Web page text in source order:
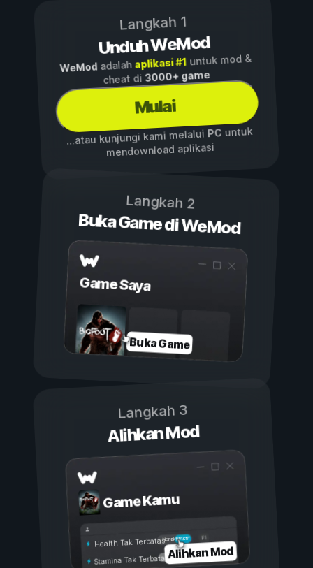
Langkah 1
Unduh WeMod
WeModadalah aplikasi #1untuk mod &
cheat di3000+ game
Mulai
...atau kunjungi kami melalui PCuntuk
mendownload aplikasi
Langkah 2
Buka Game di WeMod
Game Saya
Buka Game
Langkah 3
Alihkan Mod
Game Kamu
Aktif
Nonaktif
Health Tak Terbatas
Stamina Tak TerbatasAlihkan Mod